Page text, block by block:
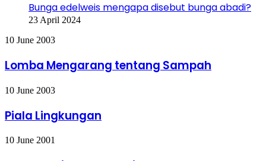
Bunga edelweis mengapa disebut bunga abadi?
23 April 2024
Lomba
tentang
Sampah
10 June 2003
Lomba Mengarang tentang Sampah
Piala
10 June 2003
Piala Lingkungan
Wahana
10 June 2001